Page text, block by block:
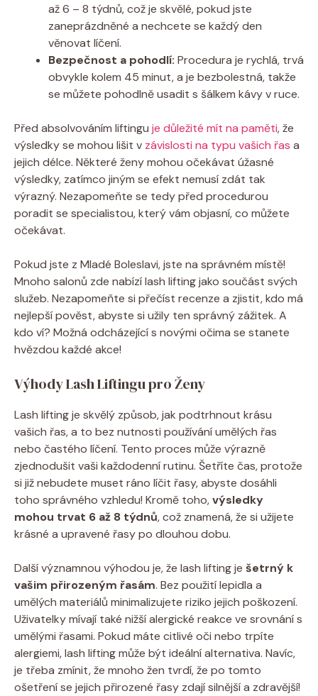
až 6 – 8 týdnů, což je skvělé, pokud jste
zaneprázdněné a nechcete se každý den
věnovat líčení.
Bezpečnost a pohodlí: Procedura je rychlá, trvá
obvykle kolem 45 minut, a je bezbolestná, takže
se můžete pohodlně usadit s šálkem kávy v ruce.
Před absolvováním liftingu je důležité mít na paměti, že
výsledky se mohou lišit v závislosti na typu vašich řas a
jejich délce. Některé ženy mohou očekávat úžasné
výsledky, zatímco jiným se efekt nemusí zdát tak
výrazný. Nezapomeňte se tedy před procedurou
poradit se specialistou, který vám objasní, co můžete
očekávat.
Pokud jste z Mladé Boleslavi, jste na správném místě!
Mnoho salonů zde nabízí lash lifting jako součást svých
služeb. Nezapomeňte si přečíst recenze a zjistit, kdo má
nejlepší pověst, abyste si užily ten správný zážitek. A
kdo ví? Možná odcházející s novými očima se stanete
hvězdou každé akce!
Výhody Lash Liftingu pro Ženy
Lash lifting je skvělý způsob, jak podtrhnout krásu
vašich řas, a to bez nutnosti používání umělých řas
nebo častého líčení. Tento proces může výrazně
zjednodušit vaši každodenní rutinu. Šetříte čas, protože
si již nebudete muset ráno líčit řasy, abyste dosáhli
toho správného vzhledu! Kromě toho,výsledky
mohou trvat 6 až 8 týdnů, což znamená, že si užijete
krásné a upravené řasy po dlouhou dobu.
Další významnou výhodou je, že lash lifting je šetrný k
vašim přirozeným řasám. Bez použití lepidla a
umělých materiálů minimalizujete riziko jejich poškození.
Uživatelky mívají také nižší alergické reakce ve srovnání s
umělými řasami. Pokud máte citlivé oči nebo trpíte
alergiemi, lash lifting může být ideální alternativa. Navíc,
je třeba zmínit, že mnoho žen tvrdí, že po tomto
ošetření se jejich přirozené řasy zdají silnější a zdravější!